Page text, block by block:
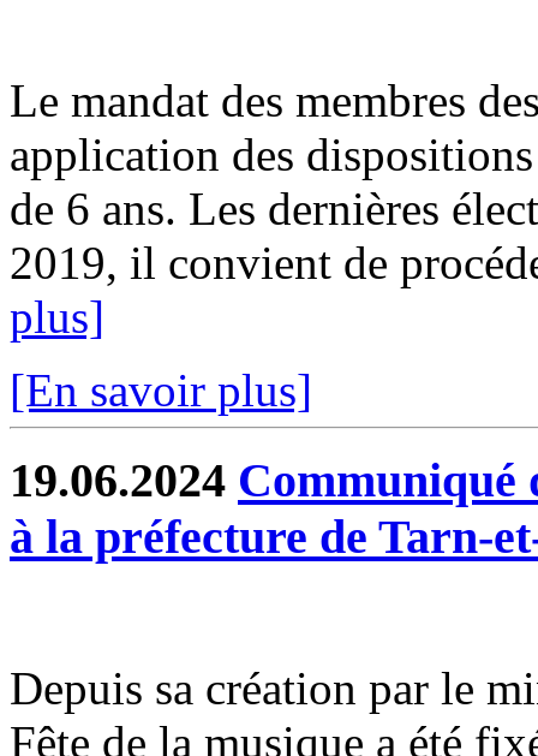
Le mandat des membres
application des
de 6 ans. Les dernières
2019, il convient de
plus]
[En savoir plus]
19.06.2024 Communiqué
à la préfecture de Tarn-
Depuis sa création par le
Fête de la musique a été